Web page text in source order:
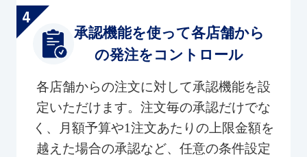
承認機能を使って各店舗から
の発注をコントロール
各店舗からの注文に対して承認機能を設
定いただけます。注文毎の承認だけでな
く、月額予算や1注文あたりの上限金額を
越えた場合の承認など、任意の条件設定